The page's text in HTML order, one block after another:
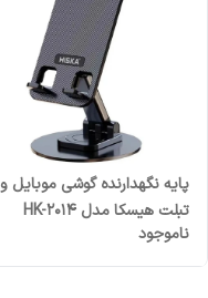
پایه نگهدارنده گوشی موبایل و
تبلت هیسکا مدل HK-2014
ناموجود